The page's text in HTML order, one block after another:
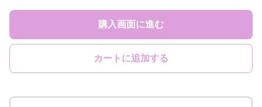
購入画面に進む
カートに追加する